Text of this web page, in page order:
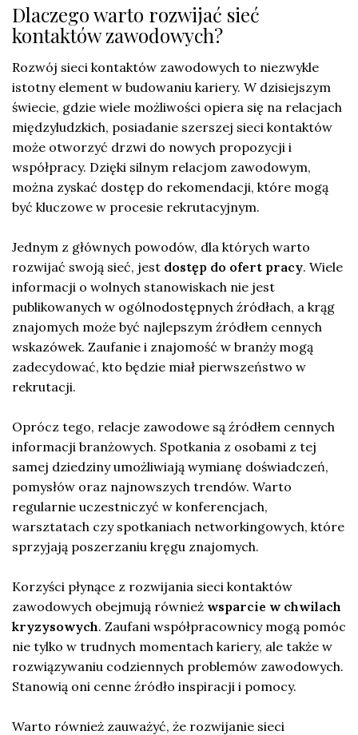
Dlaczego warto rozwijać sieć
kontaktów zawodowych?
Rozwój sieci kontaktów zawodowych to niezwykle
istotny element w budowaniu kariery. W dzisiejszym
świecie, gdzie wiele możliwości opiera się na relacjach
międzyludzkich, posiadanie szerszej sieci kontaktów
może otworzyć drzwi do nowych propozycji i
współpracy. Dzięki silnym relacjom zawodowym,
można zyskać dostęp do rekomendacji, które mogą
być kluczowe w procesie rekrutacyjnym.
Jednym z głównych powodów, dla których warto
rozwijać swoją sieć, jest dostęp do ofert pracy. Wiele
informacji o wolnych stanowiskach nie jest
publikowanych w ogólnodostępnych źródłach, a krąg
znajomych może być najlepszym źródłem cennych
wskazówek. Zaufanie i znajomość w branży mogą
zadecydować, kto będzie miał pierwszeństwo w
rekrutacji.
Oprócz tego, relacje zawodowe są źródłem cennych
informacji branżowych. Spotkania z osobami z tej
samej dziedziny umożliwiają wymianę doświadczeń,
pomysłów oraz najnowszych trendów. Warto
regularnie uczestniczyć w konferencjach,
warsztatach czy spotkaniach networkingowych, które
sprzyjają poszerzaniu kręgu znajomych.
Korzyści płynące z rozwijania sieci kontaktów
zawodowych obejmują również wsparcie w chwilach
kryzysowych. Zaufani współpracownicy mogą pomóc
nie tylko w trudnych momentach kariery, ale także w
rozwiązywaniu codziennych problemów zawodowych.
Stanowią oni cenne źródło inspiracji i pomocy.
Warto również zauważyć, że rozwijanie sieci